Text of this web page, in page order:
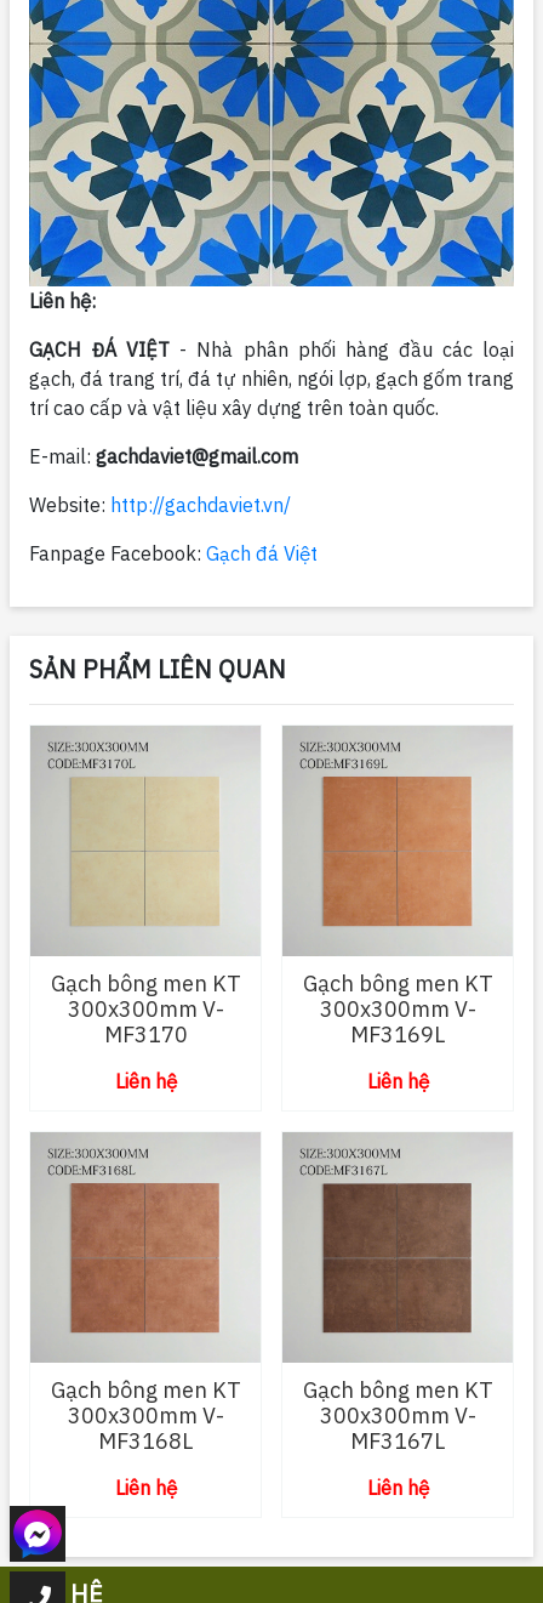
Liên hệ:
GẠCH ĐÁ VIỆT - Nhà phân phối hàng đầu các loại
gạch, đá trang trí, đá tự nhiên, ngói lợp, gạch gốm trang
trí cao cấp và vật liệu xây dựng trên toàn quốc.
E-mail: gachdaviet@gmail.com
Website: http://gachdaviet.vn/
Fanpage Facebook: Gạch đá Việt
SẢN PHẨM LIÊN QUAN
Gạch bông men KT
300x300mm V-
MF3170
Liên hệ
Gạch bông men KT
300x300mm V-
MF3169L
Liên hệ
Gạch bông men KT
300x300mm V-
MF3168L
Liên hệ
Gạch bông men KT
300x300mm V-
MF3167L
Liên hệ
LIÊN HỆ